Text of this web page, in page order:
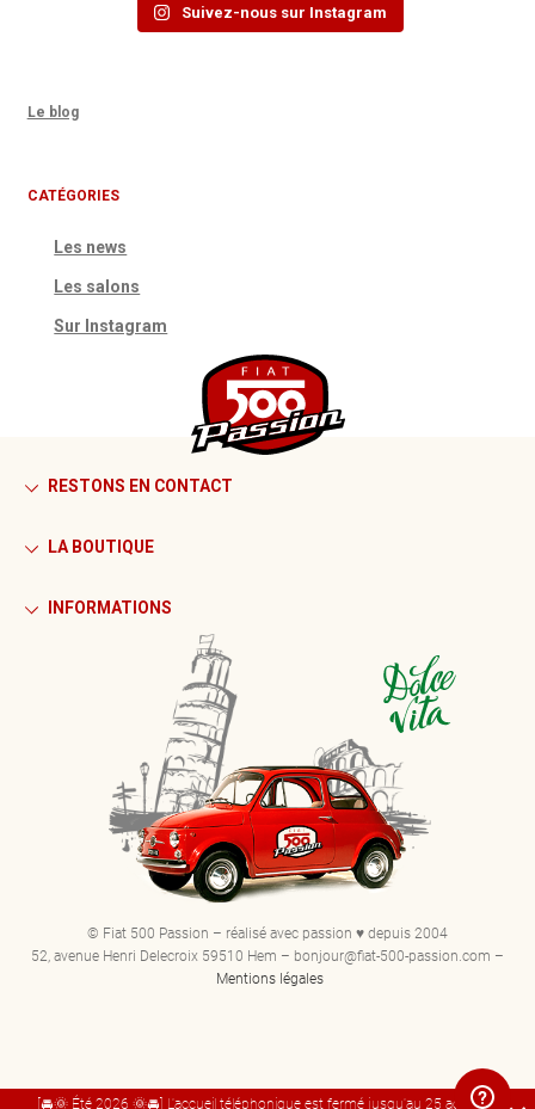
Suivez-nous sur Instagram
Le blog
CATÉGORIES
Les news
Les salons
Sur Instagram
RESTONS EN CONTACT
LA BOUTIQUE
INFORMATIONS
© Fiat 500 Passion – réalisé avec passion ♥ depuis 2004
52, avenue Henri Delecroix 59510 Hem – bonjour@fiat-500-passion.com –
Mentions légales
[🚘🌞 Été 2026 🌞🚘] L'accueil téléphonique est fermé jusqu'au 25 août. Bel